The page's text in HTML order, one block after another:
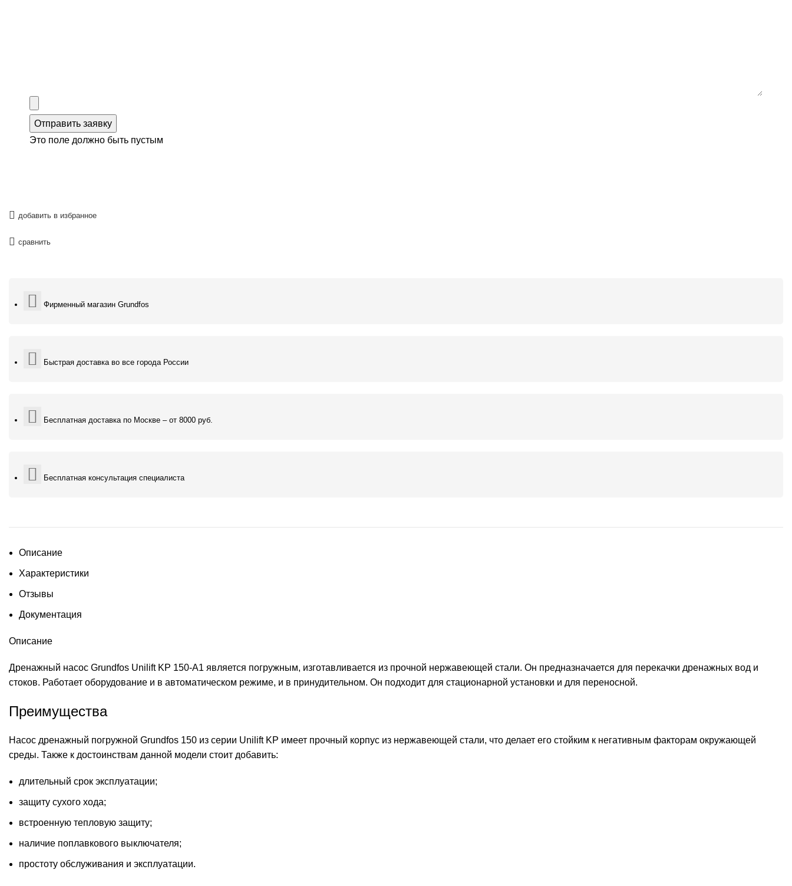
Отправить заявку
Это поле должно быть пустым
добавить в избранное
сравнить
Фирменный магазин Grundfos
Быстрая доставка во все города России
Бесплатная доставка по Москве – от 8000 руб.
Бесплатная консультация специалиста
Описание
Характеристики
Отзывы
Документация
Описание
Дренажный насос Grundfos Unilift KP 150-A1 является погружным, изготавливается из прочной нержавеющей стали. Он предназначается для перекачки дренажных вод и
стоков. Работает оборудование и в автоматическом режиме, и в принудительном. Он подходит для стационарной установки и для переносной.
Преимущества
Насос дренажный погружной Grundfos 150 из серии Unilift KP имеет прочный корпус из нержавеющей стали, что делает его стойким к негативным факторам окружающей
среды. Также к достоинствам данной модели стоит добавить:
длительный срок эксплуатации;
защиту сухого хода;
встроенную тепловую защиту;
наличие поплавкового выключателя;
простоту обслуживания и эксплуатации.